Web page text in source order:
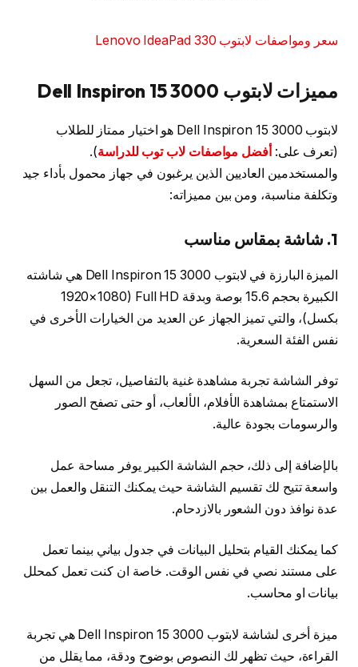
سعر ومواصفات لابتوب Lenovo IdeaPad 330
مميزات لابتوب Dell Inspiron 15 3000
لابتوب Dell Inspiron 15 3000 هو اختيار ممتاز للطلاب
(تعرف على: أفضل مواصفات لاب توب للدراسة).
والمستخدمين العاديين الذين يرغبون في جهاز محمول بأداء جيد
وتكلفة مناسبة، ومن بين مميزاته:
1. شاشة بمقاس مناسب
الميزة البارزة في لابتوب Dell Inspiron 15 3000 هي شاشته
الكبيرة بحجم 15.6 بوصة وبدقة Full HD (1920×1080
بكسل)، والتي تميز الجهاز عن العديد من الخيارات الأخرى في
نفس الفئة السعرية.
توفر الشاشة تجربة مشاهدة غنية بالتفاصيل، تجعل من السهل
الاستمتاع بمشاهدة الأفلام، الألعاب، أو حتى تصفح الصور
والرسومات بجودة عالية.
بالإضافة إلى ذلك، حجم الشاشة الكبير يوفر مساحة عمل
واسعة تتيح لك تقسيم الشاشة حيث يمكنك التنقل والعمل بين
عدة نوافذ دون الشعور بالازدحام.
كما يمكنك القيام بتحليل البيانات في جدول بياني بينما تعمل
على مستند نصي في نفس الوقت. خاصة ان كنت تعمل كمحلل
بيانات او محاسب.
ميزة أخرى لشاشة لابتوب Dell Inspiron 15 3000 هي تجربة
القراءة، حيث تظهر لك النصوص بوضوح ودقة، مما يقلل من